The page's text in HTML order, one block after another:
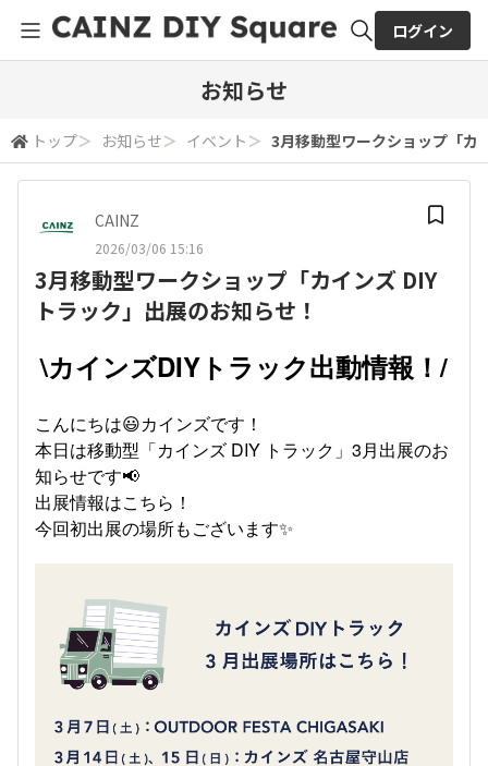
検索
ログイン
お知らせ
トップ＞ お知らせ＞ イベント ＞ 3月移動型ワークショップ「カ
CAINZ
2026/03/06 15:16
3月移動型ワークショップ「カインズ DIY
トラック」出展のお知らせ！
\カインズDIYトラック出動情報！/
こんにちは😃カインズです！
本日は移動型「カインズ DIY トラック」3月出展のお
知らせです📢
出展情報はこちら！
今回初出展の場所もございます✨